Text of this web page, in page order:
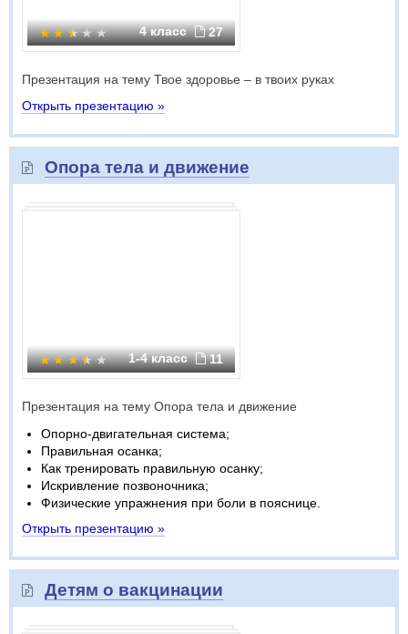
4 класс 27
Презентация на тему Твое здоровье – в твоих руках
Открыть презентацию »
Опора тела и движение
1-4 класс 11
Презентация на тему Опора тела и движение
Опорно-двигательная система;
Правильная осанка;
Как тренировать правильную осанку;
Искривление позвоночника;
Физические упражнения при боли в пояснице.
Открыть презентацию »
Детям о вакцинации